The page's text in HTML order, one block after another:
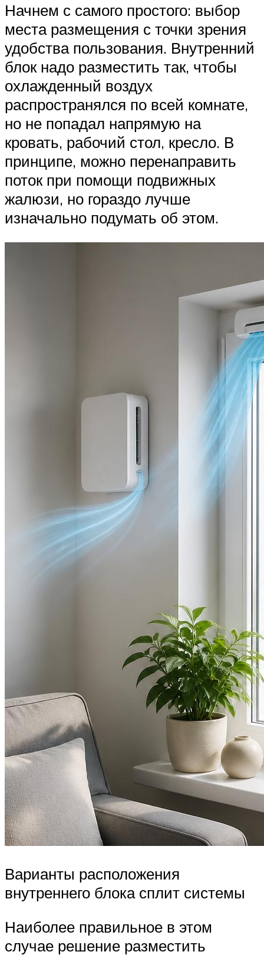
Начнем с самого простого: выбор
места размещения с точки зрения
удобства пользования. Внутренний
блок надо разместить так, чтобы
охлажденный воздух
распространялся по всей комнате,
но не попадал напрямую на
кровать, рабочий стол, кресло. В
принципе, можно перенаправить
поток при помощи подвижных
жалюзи, но гораздо лучше
изначально подумать об этом.
Варианты расположения
внутреннего блока сплит системы
Наиболее правильное в этом
случае решение разместить